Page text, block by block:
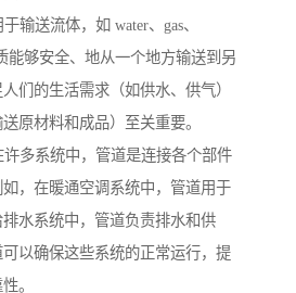
输送流体，如 water、gas、
能够安全、地从一个地方输送到另
们的生活需求（如供水、供气）
原材料和成品）至关重要。
多系统中，管道是连接各个部件
，在暖通空调系统中，管道用于
水系统中，管道负责排水和供
以确保这些系统的正常运行，提
。